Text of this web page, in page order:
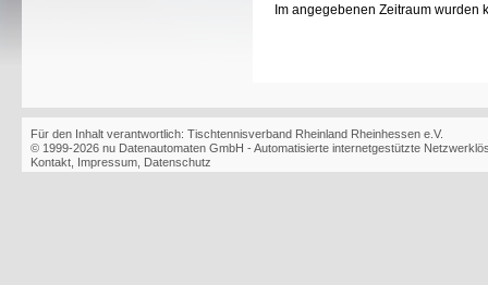
Im angegebenen Zeitraum wurden
Für den Inhalt verantwortlich: Tischtennisverband Rheinland Rheinhessen e.V.
© 1999-2026 nu Datenautomaten GmbH - Automatisierte internetgestützte
Kontakt Impressum Datenschutz